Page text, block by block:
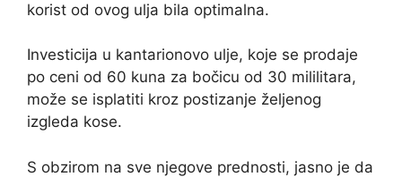
korist od ovog ulja bila optimalna.
Investicija u kantarionovo ulje, koje se prodaje
po ceni od 60 kuna za bočicu od 30 mililitara,
može se isplatiti kroz postizanje željenog
izgleda kose.
S obzirom na sve njegove prednosti, jasno je da